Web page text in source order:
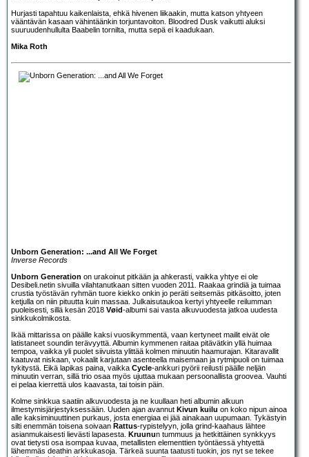
Hurjasti tapahtuu kaikenlaista, ehkä hivenen liikaakin, mutta katson yhtyeen
vääntävän kasaan vähintäänkin torjuntavoiton. Bloodred Dusk vaikutti aluksi
suuruudenhullulta Baabelin tornilta, mutta sepä ei kaadukaan.
Mika Roth
Unborn Generation: ...and All We Forget
Inverse Records
Unborn Generation on urakoinut pitkään ja ahkerasti, vaikka yhtye ei ole
Desibeli.netin sivuilla vilahtanutkaan sitten vuoden 2011. Raakaa grindiä ja tuimaa
crustia työstävän ryhmän tuore kiekko onkin jo peräti seitsemäs pitkäsoitto, joten
ketjulla on niin pituutta kuin massaa. Julkaisutaukoa kertyi yhtyeelle reilumman
puoleisesti, sillä kesän 2018 Vøid-albumi sai vasta alkuvuodesta jatkoa uudesta
sinkkukolmikosta.
Ikää mittarissa on päälle kaksi vuosikymmentä, vaan kertyneet mailit eivät ole
latistaneet soundin terävyyttä. Albumin kymmenen raitaa pitävätkin yllä huimaa
tempoa, vaikka yli puolet siivuista ylittää kolmen minuutin haamurajan. Kitaravallit
kaatuvat niskaan, vokaalit karjutaan asenteella maisemaan ja rytmipuoli on tuimaa
tykitystä. Eikä lapikas paina, vaikka Cycle-ankkuri pyörii reilusti päälle neljän
minuutin verran, sillä trio osaa myös ujuttaa mukaan persoonallista groovea. Vauhti
ei pelaa kierrettä ulos kaavasta, tai toisin päin.
Kolme sinkkua saatiin alkuvuodesta ja ne kuullaan heti albumin alkuun
ilmestymisjärjestyksessään. Uuden ajan avannut Kivun kuilu on koko nipun ainoa
alle kaksiminuuttinen purkaus, josta energiaa ei jää ainakaan uupumaan. Tykästyin
silti enemmän toisena soivaan Rattus-rypistelyyn, jolla grind-kaahaus lähtee
asianmukaisesti lievästi lapasesta. Kruunun tummuus ja hetkittäinen synkkyys
ovat tietysti osa isompaa kuvaa, metallisten elementtien työntäessä yhtyettä
lähemmäs deathin arkkukasoja. Tärkeä suunta taatusti tuokin, jos nyt se tekee